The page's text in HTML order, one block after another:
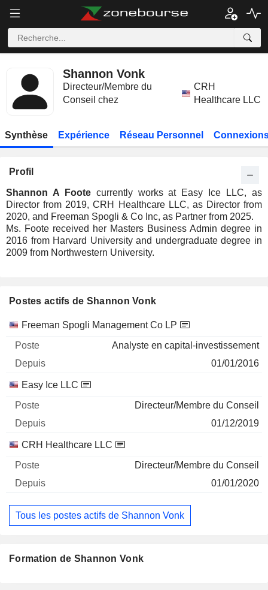
Shannon Vonk
Directeur/Membre du
Conseil chez
CRH
Healthcare LLC
Synthèse Expérience Réseau Personnel
Profil
Shannon A Footecurrently works at Easy Ice LLC, as
Director from 2019, CRH Healthcare LLC, as Director from
2020, and Freeman Spogli & Co Inc, as Partner from 2025.
Ms. Foote received her Masters Business Admin degree in
2016 from Harvard University and undergraduate degree in
2009 from Northwestern University.
Postes actifs de Shannon Vonk
Sociétés Poste Début
Freeman Spogli Management Co LP
Analyste en capital-investissement
01/01/2016
Easy Ice LLC
Directeur/Membre du Conseil
01/12/2019
CRH Healthcare LLC
Directeur/Membre du Conseil
01/01/2020
Tous les postes actifs de Shannon Vonk
Formation de Shannon Vonk